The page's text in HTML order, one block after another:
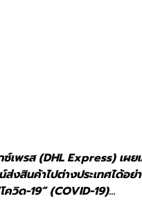
ซ์เพรส (DHL Express) เผ
ส่งสินค้าไปต่างประเทศได้อย่
วิด-19” (COVID-19)…